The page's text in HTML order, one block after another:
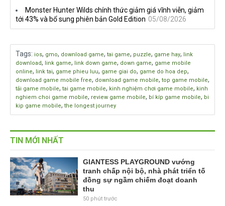
Monster Hunter Wilds chính thức giảm giá vĩnh viễn, giảm
tới 43% và bổ sung phiên bản Gold Edition 05/08/2026
Tags: ios, gmo, download game, tai game, puzzle, game hay, link
download, link game, link down game, down game, game mobile
online, link tai, game phieu luu, game giai do, game do hoa dep,
download game mobile free, download game mobile, top game mobile,
tải game mobile, tai game mobile, kinh nghiệm chơi game mobile, kinh
nghiem choi game mobile, review game mobile, bí kíp game mobile, bi
kip game mobile, the longest journey
TIN MỚI NHẤT
GIANTESS PLAYGROUND vướng
tranh chấp nội bộ, nhà phát triển tố
đồng sự ngầm chiếm đoạt doanh
thu
50 phút trước